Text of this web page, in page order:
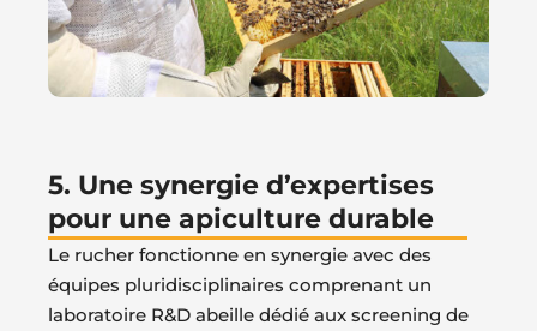
5. Une synergie d’expertises
pour une apiculture durable
Le rucher fonctionne en synergie avec des
équipes pluridisciplinaires comprenant un
laboratoire R&D abeille dédié aux screening de